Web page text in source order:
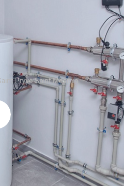
Pryvé Saint Mesmin